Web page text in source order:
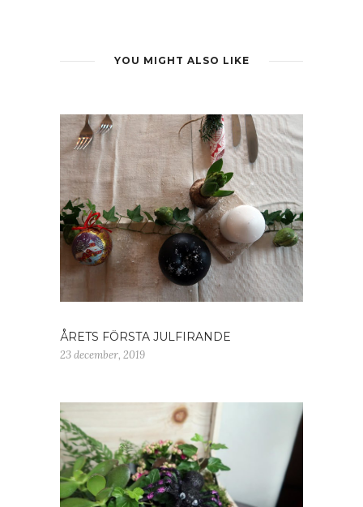
YOU MIGHT ALSO LIKE
ÅRETS FÖRSTA JULFIRANDE
23 december, 2019